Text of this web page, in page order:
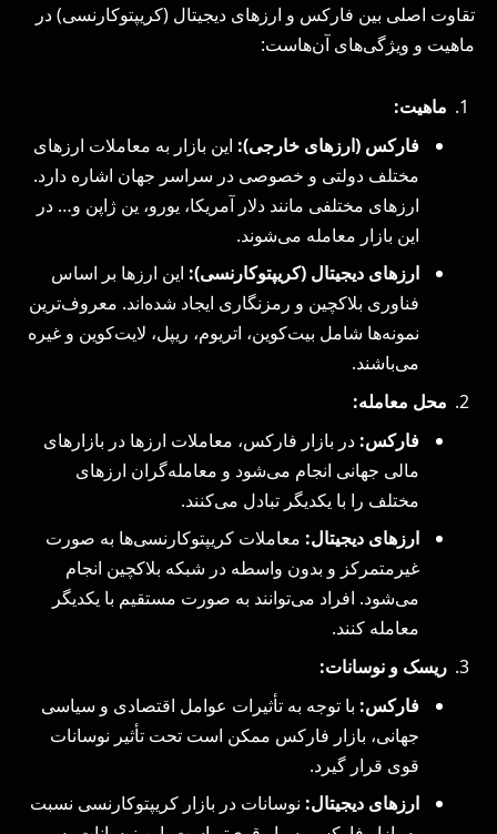
تقاوت اصلی بین فارکس و ارزهای دیجیتال (کریپتوکارنسی) در
ماهیت و ویژگی‌های آن‌هاست:
ماهیت:
فارکس (ارزهای خارجی): این بازار به معاملات ارزهای
مختلف دولتی و خصوصی در سراسر جهان اشاره دارد.
ارزهای مختلفی مانند دلار آمریکا، یورو، ین ژاپن و… در
این بازار معامله می‌شوند.
ارزهای دیجیتال (کریپتوکارنسی): این ارزها بر اساس
فناوری بلاکچین و رمزنگاری ایجاد شده‌اند. معروف‌ترین
نمونه‌ها شامل بیت‌کوین، اتریوم، ریپل، لایت‌کوین و غیره
می‌باشند.
محل معامله:
فارکس: در بازار فارکس، معاملات ارزها در بازارهای
مالی جهانی انجام می‌شود و معامله‌گران ارزهای
مختلف را با یکدیگر تبادل می‌کنند.
ارزهای دیجیتال: معاملات کریپتوکارنسی‌ها به صورت
غیرمتمرکز و بدون واسطه در شبکه بلاکچین انجام
می‌شود. افراد می‌توانند به صورت مستقیم با یکدیگر
معامله کنند.
ریسک و نوسانات:
فارکس: با توجه به تأثیرات عوامل اقتصادی و سیاسی
جهانی، بازار فارکس ممکن است تحت تأثیر نوسانات
قوی قرار گیرد.
ارزهای دیجیتال: نوسانات در بازار کریپتوکارنسی نسبت